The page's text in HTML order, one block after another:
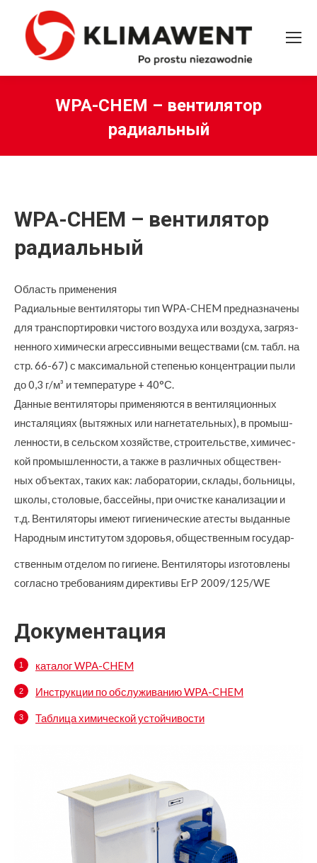
WPA-CHEM – вентилятор
радиальный
WPA-CHEM – вентилятор
радиальный
Область применения
Радиальные вентиляторы тип WPA-CHEM предназначены
для транспортировки чистого воздуха или воздуха, загряз-
ненного химически агрессивными веществами (см. табл. на
стр. 66-67) с максимальной степенью концентрации пыли
до 0,3 г/м³ и температуре + 40°С.
Данные вентиляторы применяются в вентиляционных
инсталяциях (вытяжных или нагнетательных), в промыш-
ленности, в сельском хозяйстве, строительстве, химичес-
кой промышленности, а также в различных обществен-
ных объектах, таких как: лаборатории, склады, больницы,
школы, столовые, бассейны, при очистке канализации и
т.д. Вентиляторы имеют гигиенические атесты выданные
Народным институтом здоровья, общественным государ-
ственным отделом по гигиене. Вентиляторы изготовлены
согласно требованиям директивы ErP 2009/125/WE
Документация
каталог WPA-CHEM
Инструкции по обслуживанию WPA-CHEM
Таблица химической устойчивости